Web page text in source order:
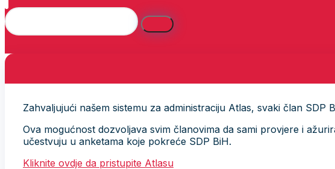
Zahvaljujući našem sistemu za administraciju Atlas, svaki član SDP
Ova mogućnost dozvoljava svim članovima da sami provjere i
učestvuju u anketama koje pokreće SDP BiH.
Kliknite ovdje da pristupite Atlasu